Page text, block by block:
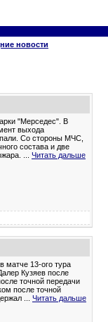
новости
"Мерседес". В
выхода
Со стороны МЧС,
состава и две
Читать дальше
матче 13-ого тура
Кузяев после
точной передачи
после точной
Читать дальше